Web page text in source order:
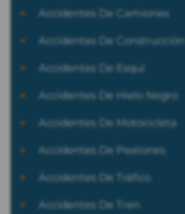
Accidentes De Camiones
Accidentes De Construcción
Accidentes De Esquí
Accidentes De Hielo Negro
Accidentes De Motocicleta
Accidentes De Peatones
Accidentes De Tráfico
Accidentes De Tren